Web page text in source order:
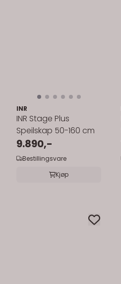
INR
INR Stage Plus
Speilskap 50-160 cm
9.890,-
Bestillingsvare
Kjøp